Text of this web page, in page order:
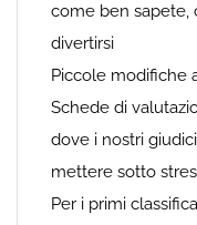
come ben sapete,
divertirsi
Piccole modifiche
Schede di
dove i nostri
mettere sotto
Per i primi